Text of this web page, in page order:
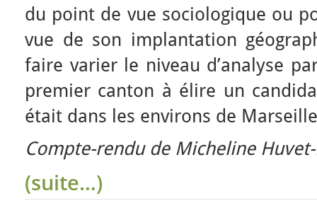
du point de vue sociologique ou
vue de son implantation
faire varier le niveau d’analyse
premier canton à élire un
était dans les environs de
Compte-rendu de Micheline
(suite…)